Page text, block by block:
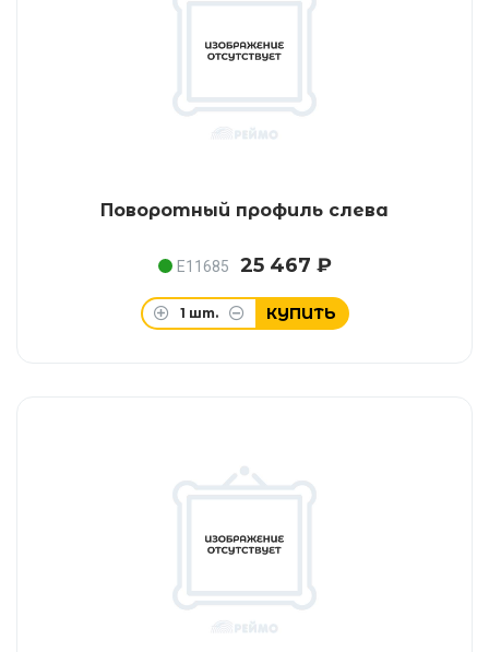
Поворотный профиль слева
E11685 25 467 ₽
1 шт. КУПИТЬ